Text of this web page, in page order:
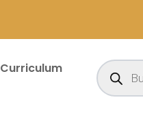
Curriculum
Búsqueda
de
productos